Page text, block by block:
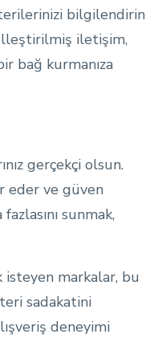
bilgilendirin
iletişim,
bağ kurmanıza
gerçekçi olsun.
eder ve güven
sunmak,
isteyen markalar, bu
sadakatini
deneyimi